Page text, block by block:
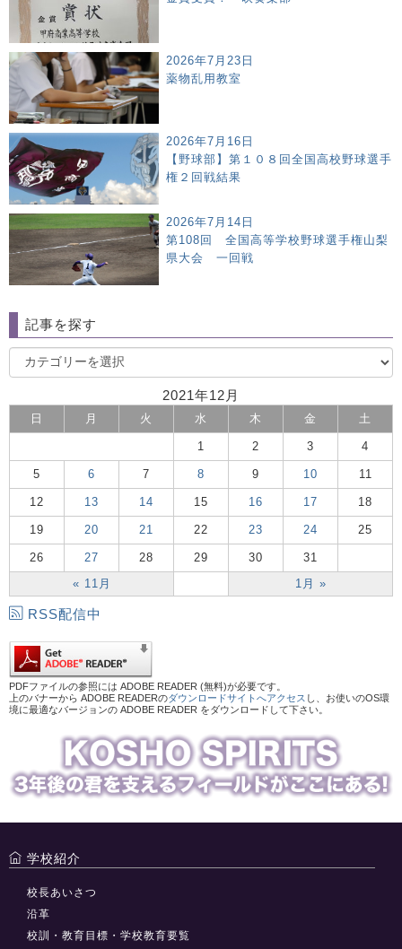
2026年7月23日
薬物乱用教室
2026年7月16日
【野球部】第１０８回全国高校野球選手
権２回戦結果
2026年7月14日
第108回 全国高等学校野球選手権山梨
県大会 一回戦
記事を探す
2021年12月
日 月 火 水 木 金 土
« 11月 1月 »
1 2 3 4
5 6 7 8 9 10 11
12 13 14 15 16 17 18
19 20 21 22 23 24 25
26 27 28 29 30 31
RSS配信中
PDFファイルの参照には ADOBE READER (無料)が必要です。
上のバナーから ADOBE READERのダウンロードサイトへアクセス し、お使いのOS環
境に最適なバージョンの ADOBE READER をダウンロードして下さい。
学校紹介
校長あいさつ
沿革
校訓・教育目標・学校教育要覧